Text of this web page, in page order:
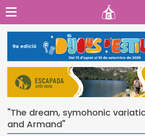
"The dream, symohonic
and Armand"